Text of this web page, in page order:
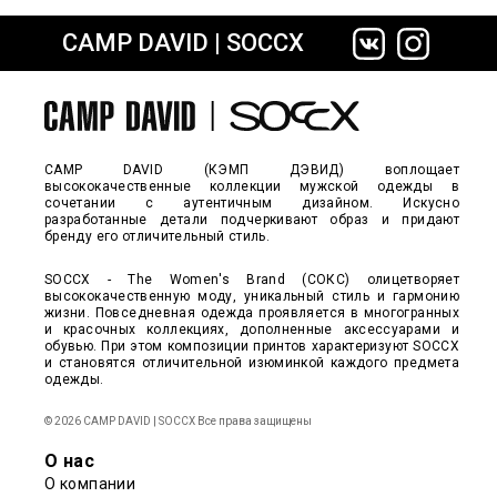
сайте СДЭК
CAMP DAVID | SOCCX
CAMP DAVID (КЭМП ДЭВИД) воплощает
высококачественные коллекции мужской одежды в
сочетании с аутентичным дизайном. Искусно
разработанные детали подчеркивают образ и придают
бренду его отличительный стиль.
SOCCX - The Women's Brand (СОКС) олицетворяет
высококачественную моду, уникальный стиль и гармонию
жизни. Повседневная одежда проявляется в многогранных
и красочных коллекциях, дополненные аксессуарами и
обувью. При этом композиции принтов характеризуют SOCCX
и становятся отличительной изюминкой каждого предмета
одежды.
© 2026 CAMP DAVID | SOCCX Все права защищены
О нас
О компании